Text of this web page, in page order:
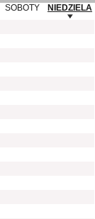
SOBOTY
NIEDZIELA